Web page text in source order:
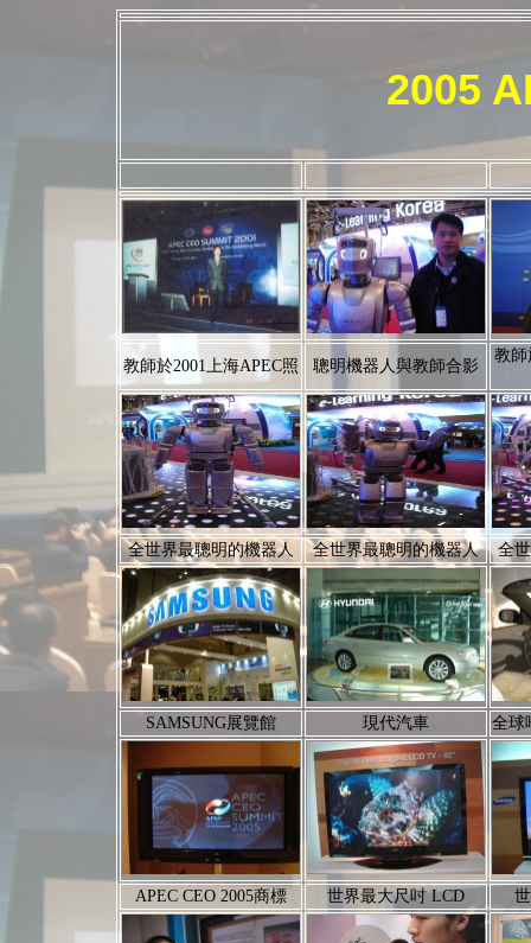
2005
教師於2001上海APEC照 聰明機器人與教師合影
教師
全世界最聰明的機器人 全世界最聰明的機器人 全
SAMSUNG展覽館 現代汽車 全球
APEC CEO 2005商標 世界最大尺吋 LCD